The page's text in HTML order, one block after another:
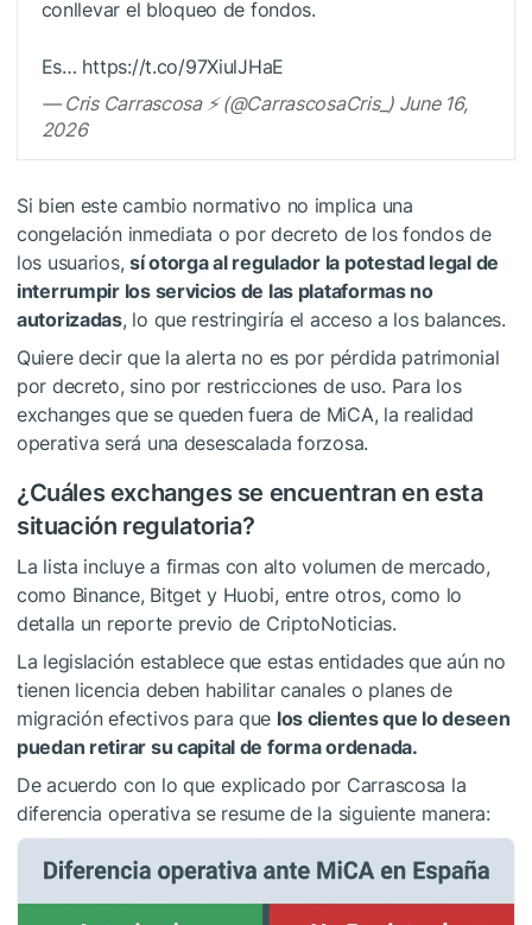
conllevar el bloqueo de fondos.
Es… https://t.co/97XiulJHaE
— Cris Carrascosa ⚡️ (@CarrascosaCris_) June 16,
2026
Si bien este cambio normativo no implica una
congelación inmediata o por decreto de los fondos de
los usuarios,sí otorga al regulador la potestad legal de
interrumpir los servicios de las plataformas no
autorizadas, lo que restringiría el acceso a los balances.
Quiere decir que la alerta no es por pérdida patrimonial
por decreto, sino por restricciones de uso. Para los
exchanges que se queden fuera de MiCA, la realidad
operativa será una desescalada forzosa.
¿Cuáles exchanges se encuentran en esta
situación regulatoria?
La lista incluye a firmas con alto volumen de mercado,
como Binance, Bitget y Huobi, entre otros, como lo
detalla un reporte previo de CriptoNoticias.
La legislación establece que estas entidades que aún no
tienen licencia deben habilitar canales o planes de
migración efectivos para que los clientes que lo deseen
puedan retirar su capital de forma ordenada.
De acuerdo con lo que explicado por Carrascosa la
diferencia operativa se resume de la siguiente manera: